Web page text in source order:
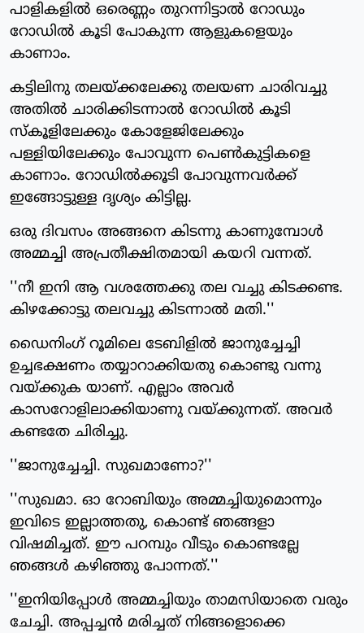
പാളികളില്‍ ഒരെണ്ണം തുറന്നിട്ടാല്‍ റോഡും
റോഡില്‍ കൂടി പോകുന്ന ആളുകളെയും
കാണാം.
കട്ടിലിനു തലയ്ക്കലേക്കു തലയണ ചാരിവച്ചു
അതില്‍ ചാരിക്കിടന്നാല്‍ റോഡില്‍ കൂടി
സ്‌കൂളിലേക്കും കോളേജിലേക്കും
പള്ളിയിലേക്കും പോവുന്ന പെണ്‍കുട്ടികളെ
കാണാം. റോഡില്‍ക്കൂടി പോവുന്നവര്‍ക്ക്
ഇങ്ങോട്ടുള്ള ദൃശ്യം കിട്ടില്ല.
ഒരു ദിവസം അങ്ങനെ കിടന്നു കാണുമ്പോള്‍
അമ്മച്ചി അപ്രതീക്ഷിതമായി കയറി വന്നത്.
''നീ ഇനി ആ വശത്തേക്കു തല വച്ചു കിടക്കണ്ട.
കിഴക്കോട്ടു തലവച്ചു കിടന്നാല്‍ മതി.''
ഡൈനിംഗ് റൂമിലെ ടേബിളില്‍ ജാനുച്ചേച്ചി
ഉച്ചഭക്ഷണം തയ്യാറാക്കിയതു കൊണ്ടു വന്നു
വയ്ക്കുക യാണ്. എല്ലാം അവര്‍
കാസറോളിലാക്കിയാണു വയ്ക്കുന്നത്. അവര്‍
കണ്ടതേ ചിരിച്ചു.
''ജാനുച്ചേച്ചി. സുഖമാണോ?''
''സുഖമാ. ഓ റോബിയും അമ്മച്ചിയുമൊന്നും
ഇവിടെ ഇല്ലാത്തതു, കൊണ്ട് ഞങ്ങളാ
വിഷമിച്ചത്. ഈ പറമ്പും വീടും കൊണ്ടല്ലേ
ഞങ്ങള്‍ കഴിഞ്ഞു പോന്നത്.''
''ഇനിയിപ്പോള്‍ അമ്മച്ചിയും താമസിയാതെ വരും
ചേച്ചി. അപ്പച്ചന്‍ മരിച്ചത് നിങ്ങളൊക്കെ